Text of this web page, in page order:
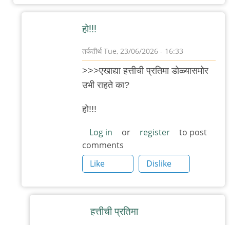
हो!!!
तर्कतीर्थTue, 23/06/2026 - 16:33
In
reply
हत्तीची
by
त्यागमूर्ती
हत्ती
>>>एखाद्या हत्तीची प्रतिमा डोळ्यासमोर
उभी राहते का?
हो!!!
Log in or register
to post
comments
Like
Dislike
हत्तीची प्रतिमा